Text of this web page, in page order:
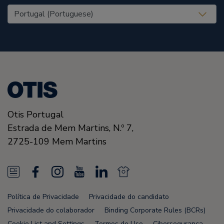
United States (EN)
Otis Portugal
Estrada de Mem Martins, N.º 7,
2725-109 Mem Martins
N
e
w
a
c
I
n
s
o
u
L
i
n
N
e
w
Política de Privacidade
Privacidade do candidato
Privacidade do colaborador
Binding Corporate Rules (BCRs)